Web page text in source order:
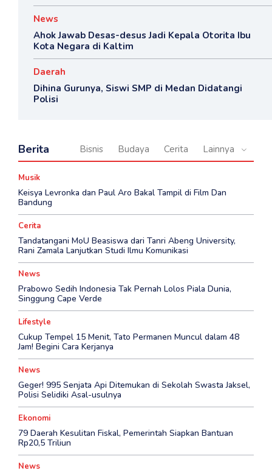
News
Ahok Jawab Desas-desus Jadi Kepala Otorita Ibu
Kota Negara di Kaltim
Daerah
Dihina Gurunya, Siswi SMP di Medan Didatangi
Polisi
Berita Bisnis Budaya Cerita Lainnya
Musik
Keisya Levronka dan Paul Aro Bakal Tampil di Film Dan
Bandung
Cerita
Tandatangani MoU Beasiswa dari Tanri Abeng University,
Rani Zamala Lanjutkan Studi Ilmu Komunikasi
News
Prabowo Sedih Indonesia Tak Pernah Lolos Piala Dunia,
Singgung Cape Verde
Lifestyle
Cukup Tempel 15 Menit, Tato Permanen Muncul dalam 48
Jam! Begini Cara Kerjanya
News
Geger! 995 Senjata Api Ditemukan di Sekolah Swasta Jaksel,
Polisi Selidiki Asal-usulnya
Ekonomi
79 Daerah Kesulitan Fiskal, Pemerintah Siapkan Bantuan
Rp20,5 Triliun
News